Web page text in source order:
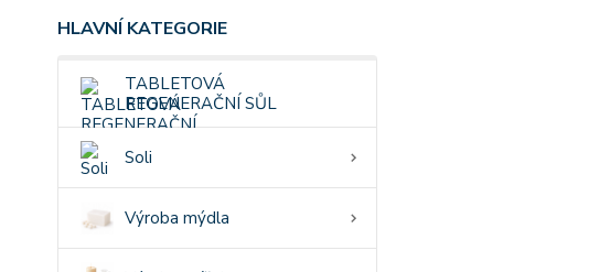
HLAVNÍ KATEGORIE
TABLETOVÁ
REGENERAČNÍ SŮL
Soli
Výroba mýdla